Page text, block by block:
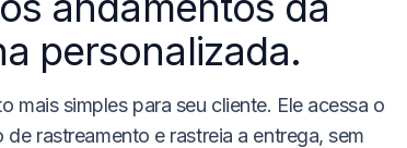
personalizada.
mais simples para seu cliente. Ele acessa o
rastreamento e rastreia a entrega, sem